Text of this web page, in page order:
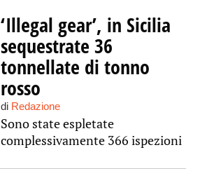
‘Illegal gear’, in Sicilia
sequestrate 36
tonnellate di tonno
rosso
di Redazione
Sono state espletate
complessivamente 366 ispezioni